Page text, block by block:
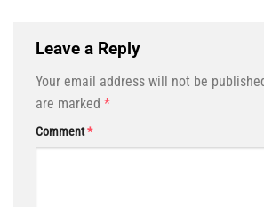
Leave a Reply
Your email address will not be
are marked *
Comment*